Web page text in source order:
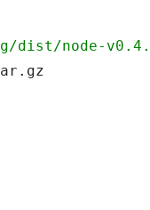
dist/node-